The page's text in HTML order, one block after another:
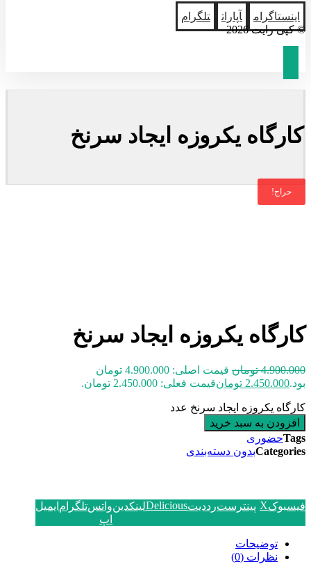
اینستاگرام آپارات
تلگرام
© کپی رایت 2026
کارگاه یکروزه ایجاد سرنخ
حراج!
کارگاه یکروزه ایجاد سرنخ
4.900.000 تومان
قیمت اصلی: 4.900.000 تومان
بود.2.450.000 تومانقیمت فعلی: 2.450.000 تومان.
کارگاه یکروزه ایجاد سرنخ عدد
افزودن به سبد خرید
Tagsحضوری
Categoriesبدون دسته‌بندی
فیسبوکX پینترسترددیتDeliciousلینکدینواتس
اپ
تلگرام ایمیل
توضیحات
نظرات (0)